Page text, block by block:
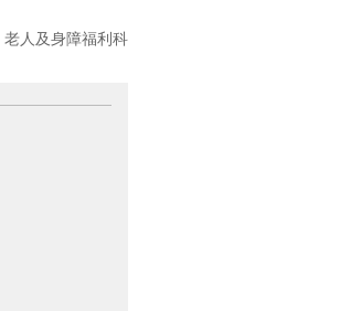
老人及身障福利科